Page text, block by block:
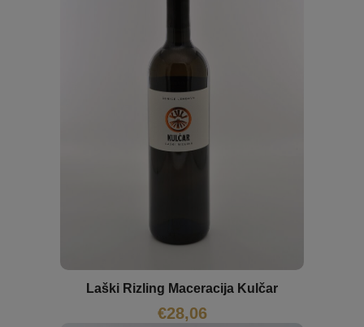
Laški Rizling Maceracija Kulčar
€28,06